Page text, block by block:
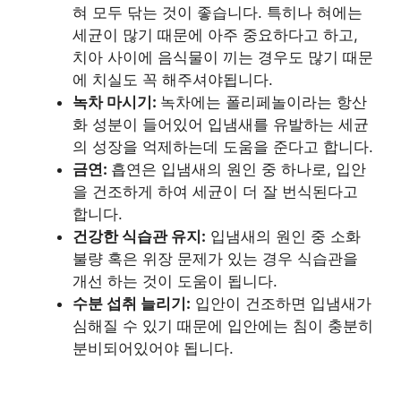
혀 모두 닦는 것이 좋습니다. 특히나 혀에는
세균이 많기 때문에 아주 중요하다고 하고,
치아 사이에 음식물이 끼는 경우도 많기 때문
에 치실도 꼭 해주셔야됩니다.
녹차 마시기: 녹차에는 폴리페놀이라는 항산
화 성분이 들어있어 입냄새를 유발하는 세균
의 성장을 억제하는데 도움을 준다고 합니다.
금연: 흡연은 입냄새의 원인 중 하나로, 입안
을 건조하게 하여 세균이 더 잘 번식된다고
합니다.
건강한 식습관 유지: 입냄새의 원인 중 소화
불량 혹은 위장 문제가 있는 경우 식습관을
개선 하는 것이 도움이 됩니다.
수분 섭취 늘리기: 입안이 건조하면 입냄새가
심해질 수 있기 때문에 입안에는 침이 충분히
분비되어있어야 됩니다.